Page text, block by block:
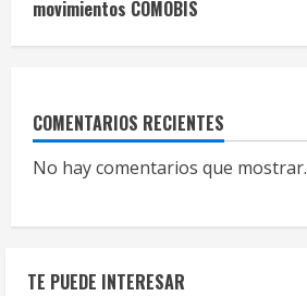
movimientos COMOBIS
COMENTARIOS RECIENTES
No hay comentarios que mostrar.
TE PUEDE INTERESAR